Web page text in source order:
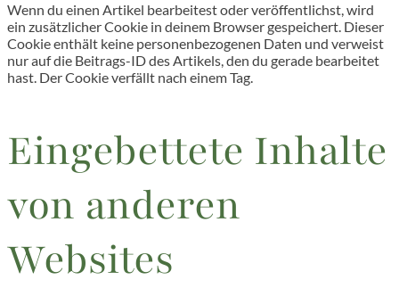
Wenn du einen Artikel bearbeitest oder veröffentlichst, wird
ein zusätzlicher Cookie in deinem Browser gespeichert. Dieser
Cookie enthält keine personenbezogenen Daten und verweist
nur auf die Beitrags-ID des Artikels, den du gerade bearbeitet
hast. Der Cookie verfällt nach einem Tag.
Eingebettete Inhalte
von anderen
Websites